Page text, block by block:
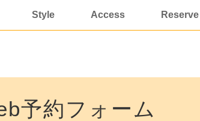
Style Access Reserve
予約フォーム